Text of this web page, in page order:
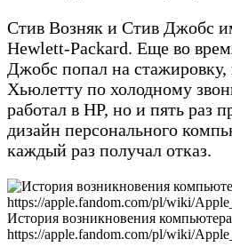
Стив Возняк и Стив Джобс
Hewlett-Packard. Еще во
Джобс попал на стажировку,
Хьюлетту по холодному
работал в HP, но и пять раз
дизайн персонального
каждый раз получал отказ.
История возникновения
https://apple.fandom.com/pl/wiki/